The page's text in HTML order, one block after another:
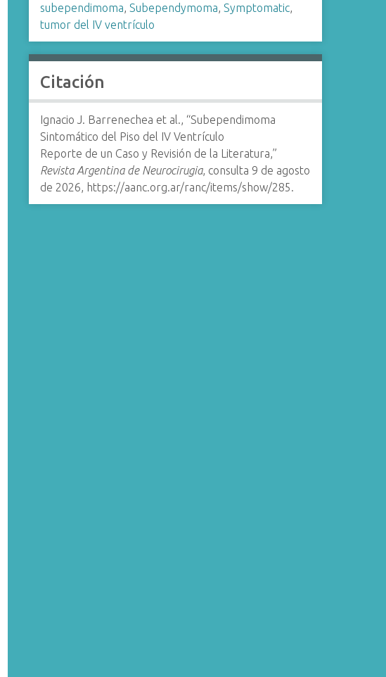
subependimoma, Subependymoma, Symptomatic,
tumor del IV ventrículo
Citación
Ignacio J. Barrenechea et al., “Subependimoma
Sintomático del Piso del IV Ventrículo
Reporte de un Caso y Revisión de la Literatura,”
Revista Argentina de Neurocirugia, consulta 9 de agosto
de 2026, https://aanc.org.ar/ranc/items/show/285.